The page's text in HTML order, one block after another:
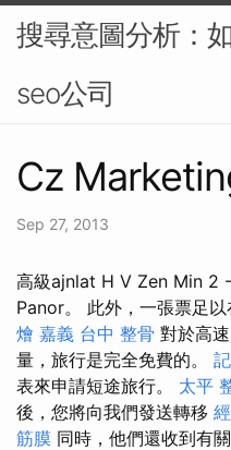
搜尋意圖分析：
seo公司
Cz
Sep 27, 2013
高級ajnlat H V Zen Min 2
Panor。 此外，一張票足
燴 嘉義 台中 整骨 對於高
量，旅行是完全免費的。
表來申請短途旅行。 太平
後，您將向我們發送轉移
筋膜 同時，他們還收到有